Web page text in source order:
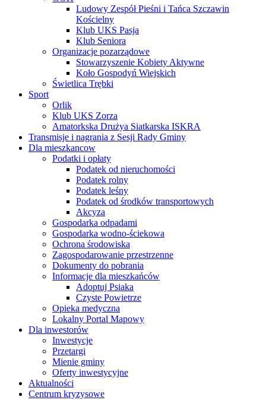
Ludowy Zespół Pieśni i Tańca Szczawin
Kościelny
Klub UKS Pasja
Klub Seniora
Organizacje pozarządowe
Stowarzyszenie Kobiety Aktywne
Koło Gospodyń Wiejskich
Świetlica Trębki
Sport
Orlik
Klub UKS Zorza
Amatorkska Drużya Siatkarska ISKRA
Transmisje i nagrania z Sesji Rady Gminy
Dla mieszkancow
Podatki i opłaty
Podatek od nieruchomości
Podatek rolny
Podatek leśny
Podatek od środków transportowych
Akcyza
Gospodarka odpadami
Gospodarka wodno-ściekowa
Ochrona środowiska
Zagospodarowanie przestrzenne
Dokumenty do pobrania
Informacje dla mieszkańców
Adoptuj Psiaka
Czyste Powietrze
Opieka medyczna
Lokalny Portal Mapowy
Dla inwestorów
Inwestycje
Przetargi
Mienie gminy
Oferty inwestycyjne
Aktualności
Centrum kryzysowe